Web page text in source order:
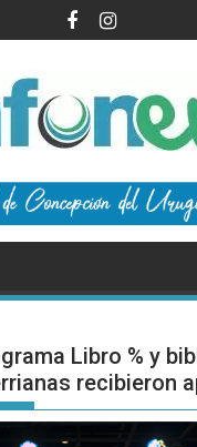
Libro % y
recibieron